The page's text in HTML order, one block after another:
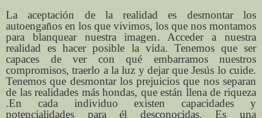
La aceptación de la realidad es desmontar los
autoengaños en los que vivimos, los que nos montamos
para blanquear nuestra imagen. Acceder a nuestra
realidad es hacer posible la vida. Tenemos que ser
capaces de ver con qué embarramos nuestros
compromisos, traerlo a la luz y dejar que Jesús lo cuide.
Tenemos que desmontar los prejuicios que nos separan
de las realidades más hondas, que están llena de riqueza
.En cada individuo existen capacidades y
potencialidades para él desconocidas. Es una